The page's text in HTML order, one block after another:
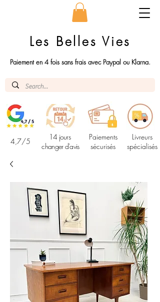
Les Belles Vies
Paiement en 4 fois sans frais avec Paypal ou Klarna.
4,7/5
14 jours
changer d'avis
Paiements
sécurisés
Livreurs
spécialisés